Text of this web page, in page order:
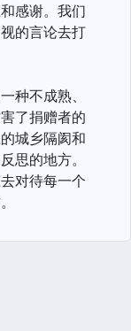
感谢。我们
的言论去打
种不成熟、
了捐赠者的
城乡隔阂和
思的地方。
对待每一个